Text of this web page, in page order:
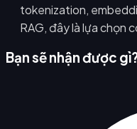
tokenization,
RAG, đây là lựa chọn
Bạn sẽ nhận được